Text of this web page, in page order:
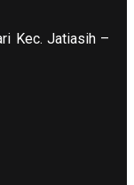
Kec. Jatiasih –